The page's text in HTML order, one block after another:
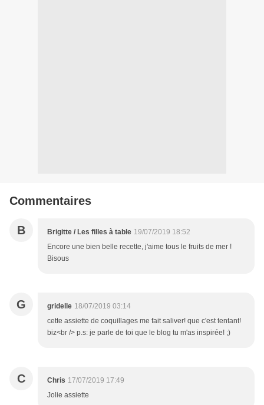
Commentaires
B Brigitte / Les filles à table 19/07/2019 18:52
Encore une bien belle recette, j'aime tous le fruits de mer !
Bisous
G gridelle 18/07/2019 03:14
cette assiette de coquillages me fait saliver! que c'est tentant!
biz<br /> p.s: je parle de toi que le blog tu m'as inspirée! ;)
C Chris 17/07/2019 17:49
Jolie assiette